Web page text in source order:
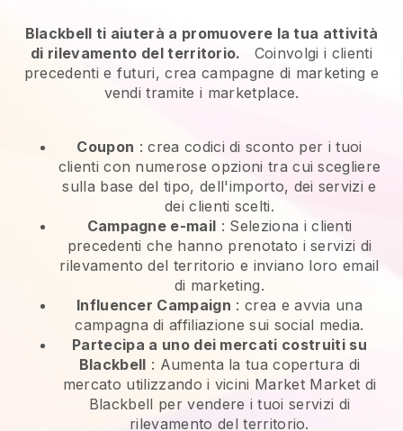
Blackbell ti aiuterà a promuovere la tua attività
di rilevamento del territorio.
Coinvolgi i clienti
precedenti e futuri, crea campagne di marketing e
vendi tramite i marketplace.
Coupon : crea codici di sconto per i tuoi
clienti con numerose opzioni tra cui scegliere
sulla base del tipo, dell'importo, dei servizi e
dei clienti scelti.
Campagne e-mail : Seleziona i clienti
precedenti che hanno prenotato i servizi di
rilevamento del territorio e inviano loro email
di marketing.
Influencer Campaign : crea e avvia una
campagna di affiliazione sui social media.
Partecipa a uno dei mercati costruiti su
Blackbell : Aumenta la tua copertura di
mercato utilizzando i vicini Market Market di
Blackbell per vendere i tuoi servizi di
rilevamento del territorio.